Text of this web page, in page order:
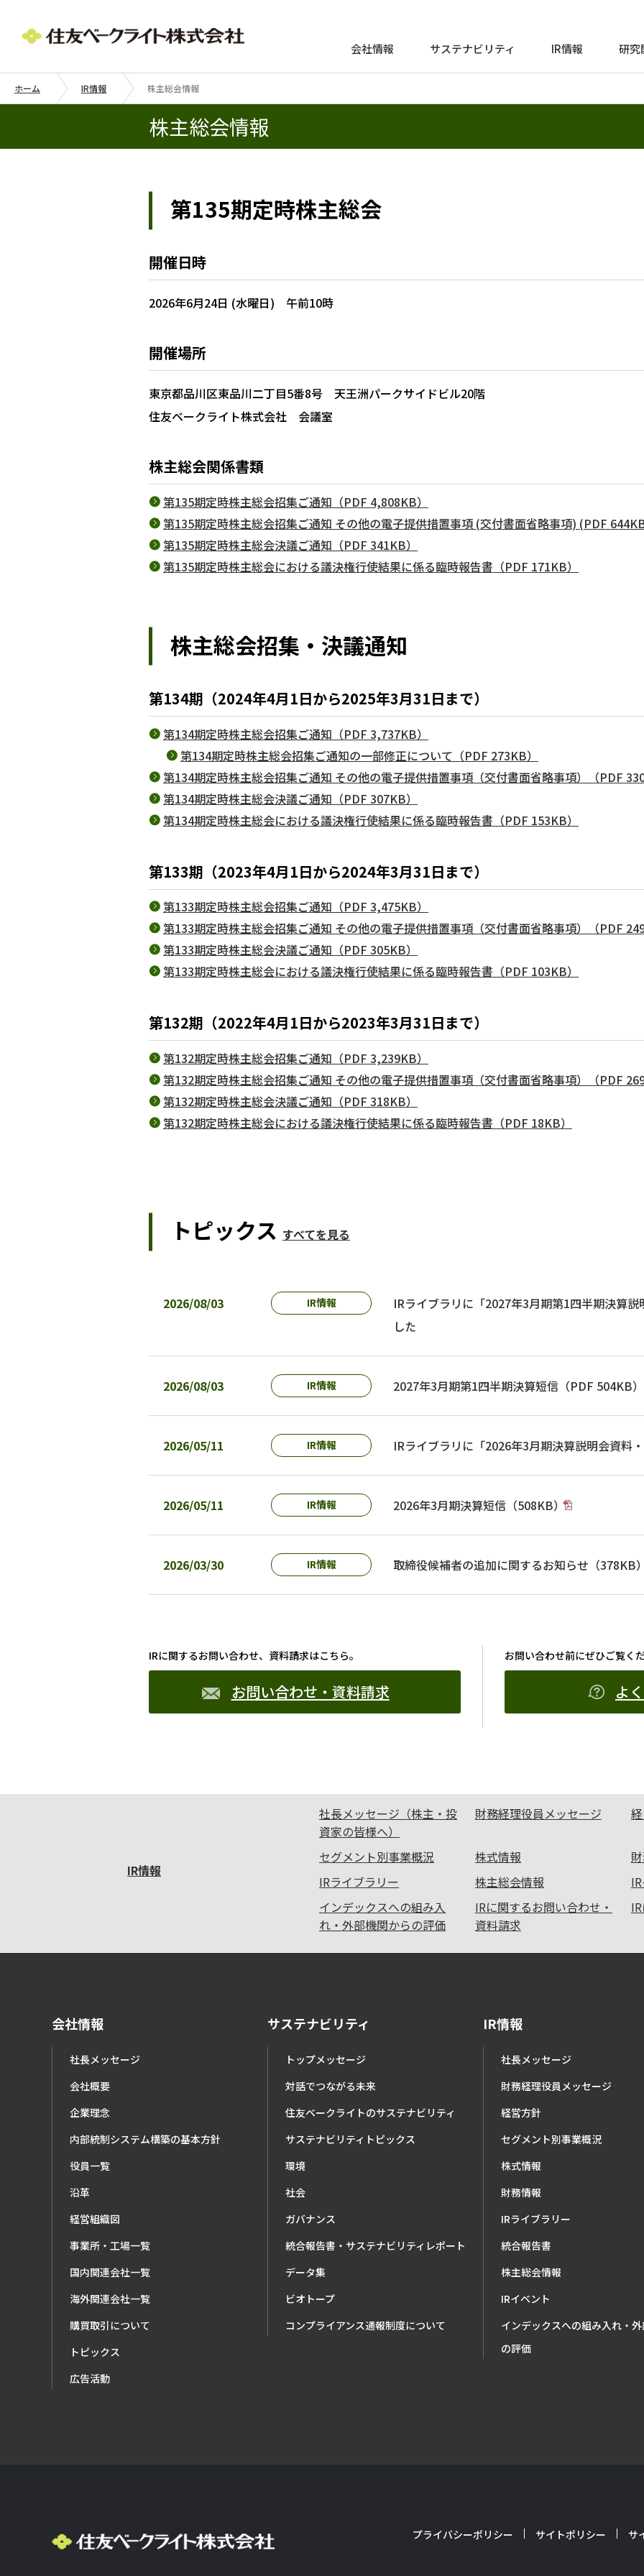
会社情報 サステナビリティ IR情報 研究
ホーム IR情報 株主総会情報
株主総会情報
第135期定時株主総会
開催日時
2026年6月24日 (水曜日) 午前10時
開催場所
東京都品川区東品川二丁目5番8号 天王洲パークサイドビル20階
住友ベークライト株式会社 会議室
株主総会関係書類
第135期定時株主総会招集ご通知（PDF 4,808KB）
第135期定時株主総会招集ご通知 その他の電子提供措置事項 (交付書面省略事項) (PDF
第135期定時株主総会決議ご通知（PDF 341KB）
第135期定時株主総会における議決権行使結果に係る臨時報告書（PDF 171KB）
株主総会招集・決議通知
第134期（2024年4月1日から2025年3月31日まで）
第134期定時株主総会招集ご通知（PDF 3,737KB）
第134期定時株主総会招集ご通知の一部修正について（PDF 273KB）
第134期定時株主総会招集ご通知 その他の電子提供措置事項（交付書面省略事項）（PDF
第134期定時株主総会決議ご通知（PDF 307KB）
第134期定時株主総会における議決権行使結果に係る臨時報告書（PDF 153KB）
第133期（2023年4月1日から2024年3月31日まで）
第133期定時株主総会招集ご通知（PDF 3,475KB）
第133期定時株主総会招集ご通知 その他の電子提供措置事項（交付書面省略事項）（PDF
第133期定時株主総会決議ご通知（PDF 305KB）
第133期定時株主総会における議決権行使結果に係る臨時報告書（PDF 103KB）
第132期（2022年4月1日から2023年3月31日まで）
第132期定時株主総会招集ご通知（PDF 3,239KB）
第132期定時株主総会招集ご通知 その他の電子提供措置事項（交付書面省略事項）（PDF
第132期定時株主総会決議ご通知（PDF 318KB）
第132期定時株主総会における議決権行使結果に係る臨時報告書（PDF 18KB）
トピックス すべてを見る
2026/08/03 IR情報
IRライブラリに「2027年3月期第1四半期決算
した
2026/08/03 IR情報 2027年3月期第1四半期決算短信（PDF 504KB）
2026/05/11 IR情報 IRライブラリに「2026年3月期決算説明会資料
2026/05/11 IR情報 2026年3月期決算短信（508KB）
2026/03/30 IR情報 取締役候補者の追加に関するお知らせ（378KB
IRに関するお問い合わせ、資料請求はこちら。
お問い合わせ・資料請求
お問い合わせ前にぜひご覧く
よ
IR情報
社長メッセージ（株主・投
資家の皆様へ）
財務経理役員メッセージ
セグメント別事業概況 株式情報
IRライブラリー
株主総会情報
インデックスへの組み入
れ・外部機関からの評価
IRに関するお問い合わせ・
資料請求
会社情報
社長メッセージ
会社概要
企業理念
内部統制システム構築の基本方針
役員一覧
沿革
経営組織図
事業所・工場一覧
国内関連会社一覧
海外関連会社一覧
購買取引について
トピックス
広告活動
サステナビリティ
トップメッセージ
対話でつながる未来
住友ベークライトのサステナビリティ
サステナビリティトピックス
環境
社会
ガバナンス
統合報告書・サステナビリティレポート
データ集
ビオトープ
コンプライアンス通報制度について
IR情報
社長メッセージ
財務経理役員メッセージ
経営方針
セグメント別事業概況
株式情報
財務情報
IRライブラリー
統合報告書
株主総会情報
IRイベント
インデックスへの組み入れ・
の評価
プライバシーポリシー サイトポリシー サ